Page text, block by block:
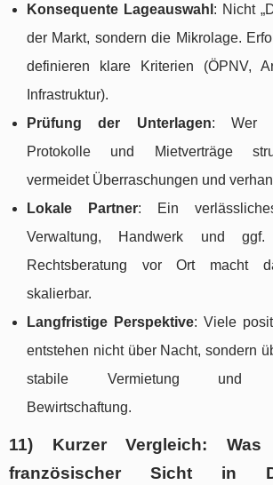
Konsequente Lageauswahl : Nicht
der Markt, sondern die Mikrolage.
definieren klare Kriterien (ÖPNV,
Infrastruktur).
Prüfung der Unterlagen: Wer
Protokolle und Mietverträge
vermeidet Überraschungen und
Lokale Partner: Ein
Verwaltung, Handwerk und
Rechtsberatung vor Ort macht
skalierbar.
Langfristige Perspektive: Viele
entstehen nicht über Nacht, sondern
stabile Vermietung und
Bewirtschaftung.
11) Kurzer Vergleich:
französischer Sicht in